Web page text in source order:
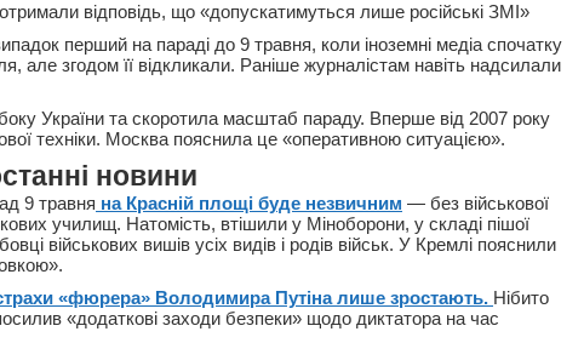
відповідь, що «допускатимуться лише російські ЗМІ»
перший на параді до 9 травня, коли іноземні медіа спочатку
але згодом її відкликали. Раніше журналістам навіть надсилали
України та скоротила масштаб параду. Вперше від 2007 року
техніки. Москва пояснила це «оперативною ситуацією».
новини
9 травня на Красній площі буде незвичним — без військової
училищ. Натомість, втішили у Міноборони, у складі пішої
військових вишів усіх видів і родів військ. У Кремлі пояснили
«фюрера» Володимира Путіна лише зростають. Нібито
«додаткові заходи безпеки» щодо диктатора на час